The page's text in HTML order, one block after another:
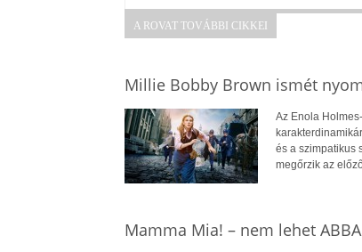
A ROVAT TOVÁBBI CIKKEI
Millie Bobby Brown ismét
Az Enola
és a szimpatikus
megőrzik az
Mamma Mia! – nem lehet